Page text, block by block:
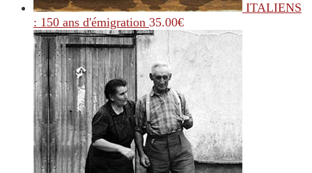
ITALIENS
: 150 ans d'émigration 35.00€